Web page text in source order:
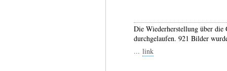
Die Wiederherstellung über
durchgelaufen. 921 Bilder
... link